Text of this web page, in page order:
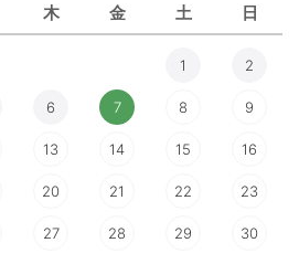
木 金 土 日
1 2
6 7 8 9
13 14 15 16
20 21 22 23
27 28 29 30